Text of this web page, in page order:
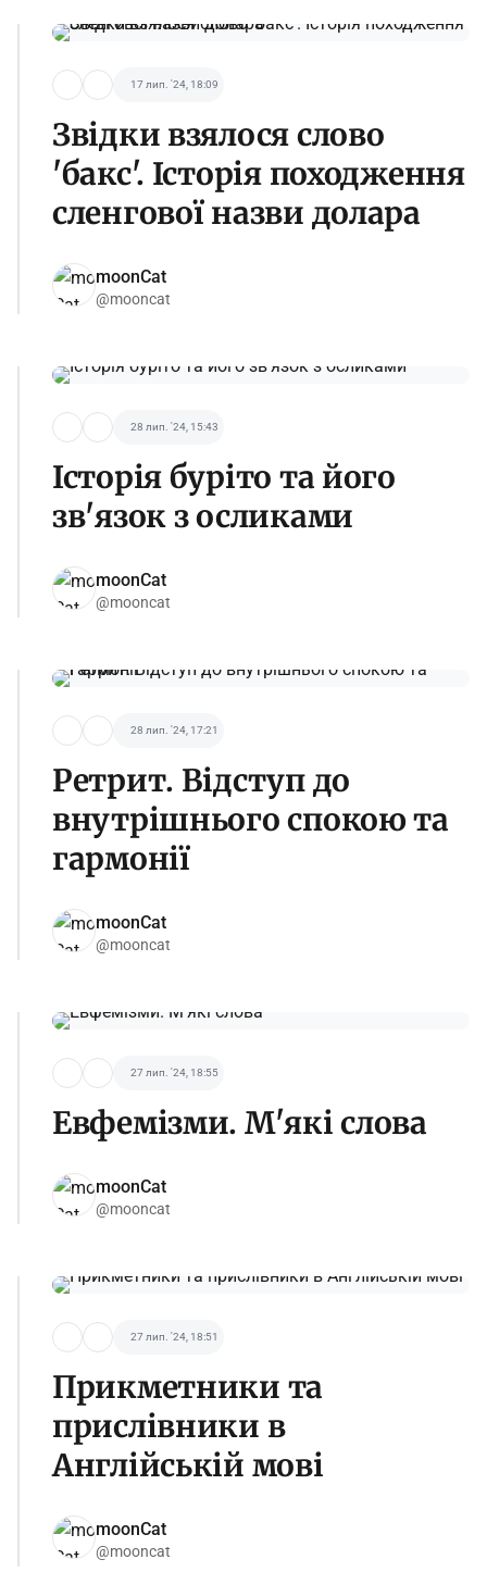
17 лип. '24, 18:09
Звідки взялося слово
'бакс'. Історія походження
сленгової назви долара
moonCat
@mooncat
28 лип. '24, 15:43
Історія буріто та його
зв'язок з осликами
moonCat
@mooncat
28 лип. '24, 17:21
Ретрит. Відступ до
внутрішнього спокою та
гармонії
moonCat
@mooncat
27 лип. '24, 18:55
Евфемізми. М'які слова
moonCat
@mooncat
27 лип. '24, 18:51
Прикметники та
прислівники в
Англійській мові
moonCat
@mooncat